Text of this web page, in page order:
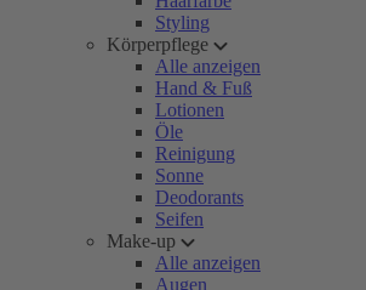
Styling
Körperpflege
Alle anzeigen
Hand & Fuß
Lotionen
Öle
Reinigung
Sonne
Deodorants
Seifen
Make-up
Alle anzeigen
Augen